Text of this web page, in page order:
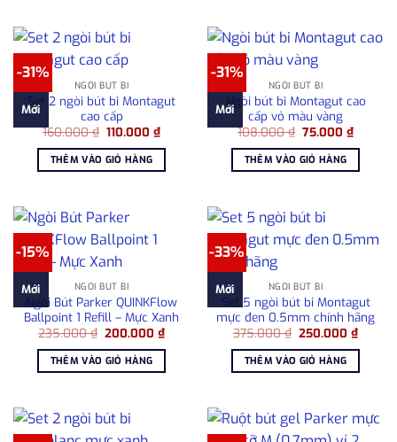
-31%
Mới
NGÒI BÚT BI
Set 2 ngòi bút bi Montagut
cao cấp
160.000₫ Giá
là:
160.000 ₫.
110.000₫Giá
hiện
tại
110.000 ₫.
THÊM VÀO GIỎ HÀNG
-31%
Mới
NGÒI BÚT BI
Ngòi bút bi Montagut cao
cấp vỏ màu vàng
108.000₫ Giá
là:
108.000 ₫.
75.000₫Giá
hiện
tại
75.000
THÊM VÀO GIỎ HÀNG
-15%
Mới NGÒI BÚT BI
Ngòi Bút Parker QUINKFlow
Ballpoint 1 Refill – Mực Xanh
235.000₫ Giá
là:
235.000 ₫.
200.000₫Giá
hiện
200.000 ₫.
THÊM VÀO GIỎ HÀNG
-33%
Mới NGÒI BÚT BI
Set 5 ngòi bút bi Montagut
mực đen 0.5mm chính hãng
375.000₫ Giá
là:
375.000 ₫.
250.000₫Giá
hiện
tại
THÊM VÀO GIỎ HÀNG